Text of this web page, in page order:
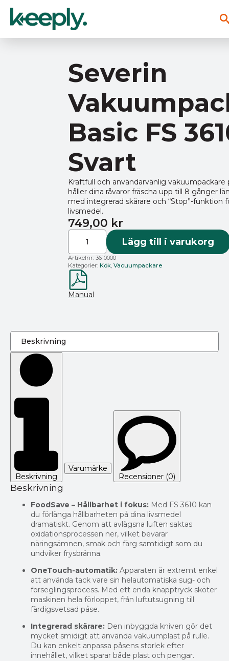
Severin
Basic FS
Svart
Kraftfull och användarvänlig vakuumpackare
håller dina råvaror fräscha upp till 8 gånger
med integrerad skärare och “Stop”-funktion
livsmedel.
749,00 kr
Severin
Vakuumpackare
Basic
FS
3610
–
Svart
mängd
Lägg till i varukorg
Artikelnr: 3610000
Kategorier: Kök, Vacuumpackare
Manual
Beskrivning
Varumärke
Recensioner (0)
Beskrivning
FoodSave – Hållbarhet i fokus: Med FS 3610 kan
du förlänga hållbarheten på dina livsmedel
dramatiskt. Genom att avlägsna luften saktas
oxidationsprocessen ner, vilket bevarar
näringsämnen, smak och färg samtidigt som du
undviker frysbränna.
OneTouch-automatik: Apparaten är extremt enkel
att använda tack vare sin helautomatiska sug- och
förseglingsprocess. Med ett enda knapptryck sköter
maskinen hela förloppet, från luftutsugning till
färdigsvetsad påse.
Integrerad skärare: Den inbyggda kniven gör det
mycket smidigt att använda vakuumplast på rulle.
Du kan enkelt anpassa påsens storlek efter
innehållet, vilket sparar både plast och pengar.